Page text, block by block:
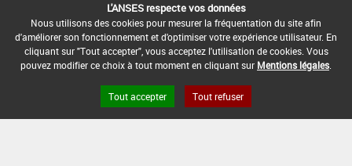
DATE DE FIN D'UTILISATION :
-
L'ANSES respecte vos données
Nous utilisons des cookies pour mesurer la fréquentation du site afin
d'améliorer son fonctionnement et d'optimiser votre expérience utilisateur. En
cliquant sur "Tout accepter", vous acceptez l'utilisation de cookies. Vous
pouvez modifier ce choix à tout moment en cliquant sur Mentions légales
Tout accepter Tout refuser